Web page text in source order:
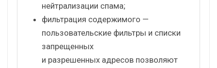
нейтрализации спама;
фильтрация содержимого —
пользовательские фильтры и списки
запрещенных
и разрешенных адресов позволяют